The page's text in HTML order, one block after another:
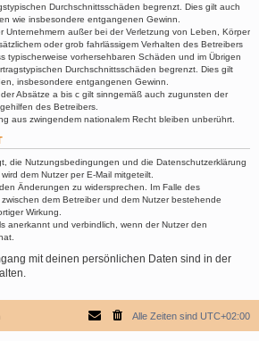
Durchschnittsschäden begrenzt. Dies gilt auch
wie insbesondere entgangenen Gewinn.
Unternehmern außer bei der Verletzung von Leben, Körper
oder grob fahrlässigem Verhalten des Betreibers
typischerweise vorhersehbaren Schäden und im Übrigen
Durchschnittsschäden begrenzt. Dies gilt
insbesondere entgangenen Gewinn.
Absätze a bis c gilt sinngemäß auch zugunsten der
des Betreibers.
aus zwingendem nationalem Recht bleiben unberührt.
die Nutzungsbedingungen und die Datenschutzerklärung
dem Nutzer per E-Mail mitgeteilt.
Änderungen zu widersprechen. Im Falle des
dem Betreiber und dem Nutzer bestehende
Wirkung.
anerkannt und verbindlich, wenn der Nutzer den
mit deinen persönlichen Daten sind in der
Alle Zeiten sind UTC+02:00